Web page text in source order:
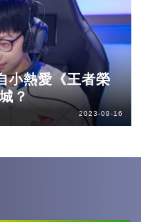
小熱愛《王者榮
？
2023-09-16